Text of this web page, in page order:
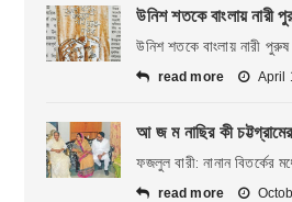
উনিশ শতকে বাংলায় নারী
উনিশ শতকে বাংলায় নারী
read more April
আ জ ম নাছির কী
ফজলুল বারী: নানান বিতর্কের
read more